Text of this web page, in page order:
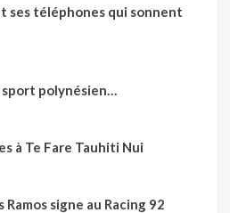
ses téléphones qui sonnent
polynésien…
à Te Fare Tauhiti Nui
signe au Racing 92